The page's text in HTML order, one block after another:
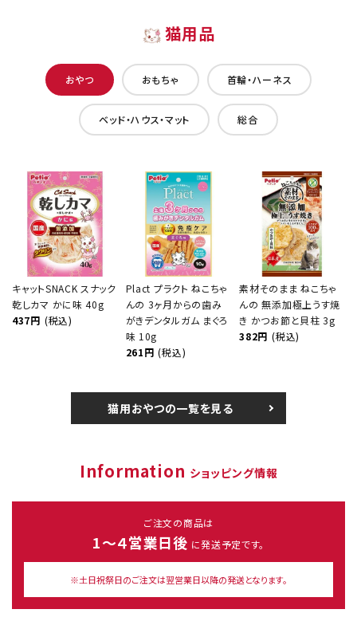
猫用品
おやつ おもちゃ 首輪・ハーネス
ベッド・ハウス・マット 総合
キャットSNACK スナック
乾しカマ かに味 40g
437円 (税込)
Plact プラクト ねこちゃ
んの 3ヶ月からの歯み
がきデンタルガム まぐろ
味 10g
261円 (税込)
素材そのまま ねこちゃ
んの 無添加極上うす焼
き かつお節と貝柱 3g
382円 (税込)
猫用おやつの一覧を見る
Information ショッピング情報
ご注文の商品は
1～４営業日後 に発送予定です。
※土日祝祭日のご注文は翌営業日以降の発送となります。